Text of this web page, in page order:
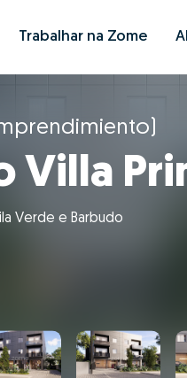
Trabalhar na Zome
Villa
Verde e Barbudo